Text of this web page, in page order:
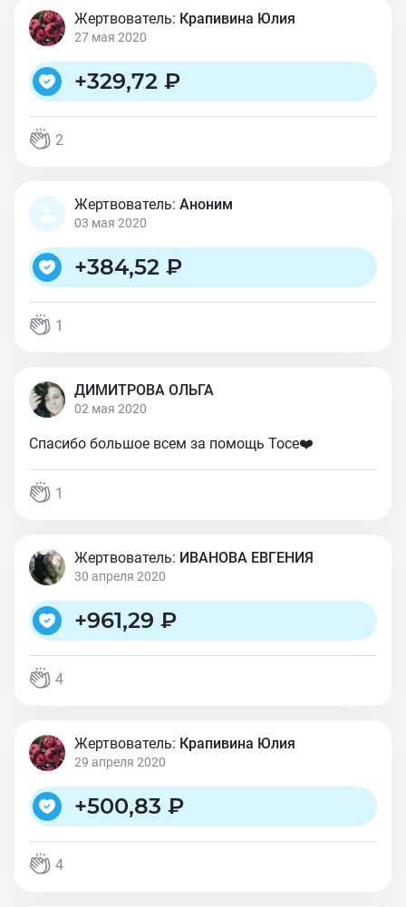
Жертвователь: Крапивина Юлия
27 мая 2020
+329,72 ₽
2
Жертвователь: Аноним
03 мая 2020
+384,52 ₽
1
ДИМИТРОВА ОЛЬГА
02 мая 2020
Спасибо большое всем за помощь Тосе❤️
1
Жертвователь: ИВАНОВА ЕВГЕНИЯ
30 апреля 2020
+961,29 ₽
4
Жертвователь: Крапивина Юлия
29 апреля 2020
+500,83 ₽
4